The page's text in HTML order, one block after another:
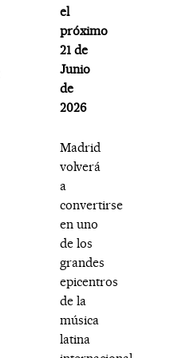
el
próximo
21 de
Junio
de
2026
Madrid
volverá
a
convertirse
en uno
de los
grandes
epicentros
de la
música
latina